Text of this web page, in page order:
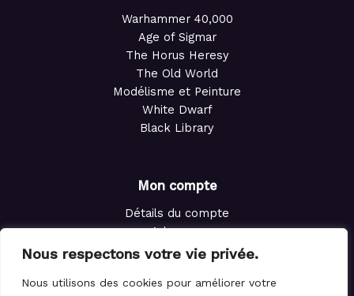
Nous respectons votre vie privée.
Nous utilisons des cookies pour améliorer votre
Warhammer 40,000
Age of Sigmar
The Horus Heresy
The Old World
Modélisme et Peinture
White Dwarf
Black Library
Mon compte
Détails du compte
Adresses
Commandes
Panier